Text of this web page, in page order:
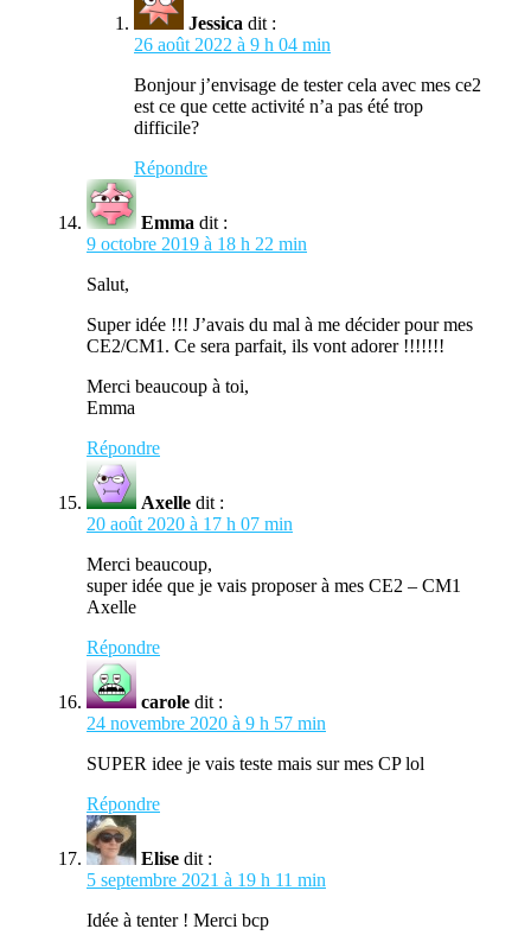
Jessica dit :
26 août 2022 à 9 h 04 min
Bonjour j’envisage de tester cela avec mes ce2
est ce que cette activité n’a pas été trop
difficile?
Répondre
Emma dit :
9 octobre 2019 à 18 h 22 min
Salut,
Super idée !!! J’avais du mal à me décider pour mes
CE2/CM1. Ce sera parfait, ils vont adorer !!!!!!!
Merci beaucoup à toi,
Emma
Répondre
Axelle dit :
20 août 2020 à 17 h 07 min
Merci beaucoup,
super idée que je vais proposer à mes CE2 – CM1
Axelle
Répondre
carole dit :
24 novembre 2020 à 9 h 57 min
SUPER idee je vais teste mais sur mes CP lol
Répondre
Elise dit :
5 septembre 2021 à 19 h 11 min
Idée à tenter ! Merci bcp